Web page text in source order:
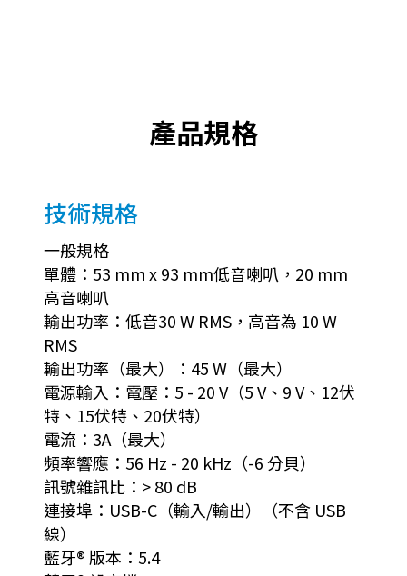
產品規格
技術規格
一般規格
單體：53 mm x 93 mm低音喇叭，20 mm
高音喇叭
輸出功率：低音30 W RMS，高音為 10 W
RMS
輸出功率（最大）：45 W（最大）
電源輸入：電壓：5 - 20 V（5 V、9 V、12伏
特、15伏特、20伏特）
電流：3A（最大）
頻率響應：56 Hz - 20 kHz（-6 分貝）
訊號雜訊比：> 80 dB
連接埠：USB-C（輸入/輸出）（不含 USB
線）
藍牙® 版本：5.4